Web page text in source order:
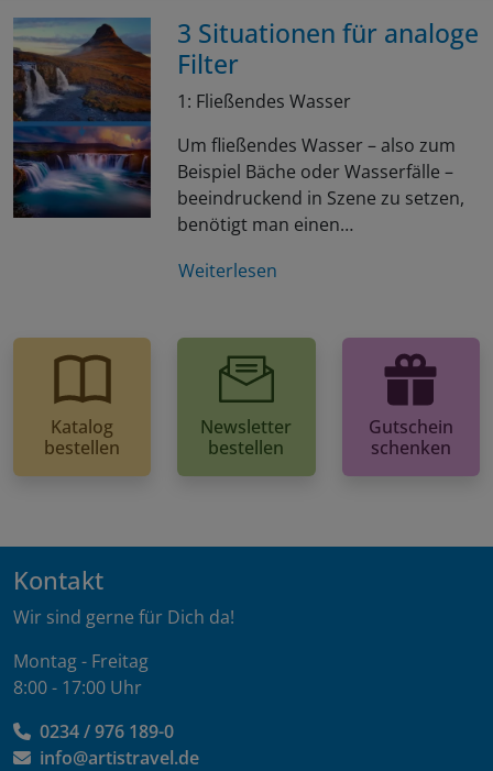
3 Situationen für analoge
Filter
1: Fließendes Wasser
Um fließendes Wasser – also zum
Beispiel Bäche oder Wasserfälle –
beeindruckend in Szene zu setzen,
benötigt man einen…
Weiterlesen
Katalog
bestellen
Newsletter
bestellen
Gutschein
schenken
Kontakt
Wir sind gerne für Dich da!
Montag - Freitag
8:00 - 17:00 Uhr
0234 / 976 189-0
info@artistravel.de